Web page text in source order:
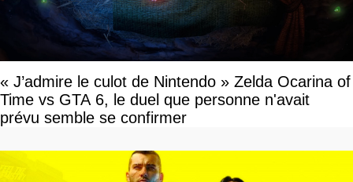
« J’admire le culot de Nintendo » Zelda Ocarina of
Time vs GTA 6, le duel que personne n'avait
prévu semble se confirmer